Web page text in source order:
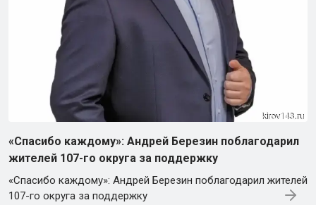
«Спасибо каждому»: Андрей Березин поблагодарил
жителей 107-го округа за поддержку
«Спасибо каждому»: Андрей Березин поблагодарил жителей
107-го округа за поддержку